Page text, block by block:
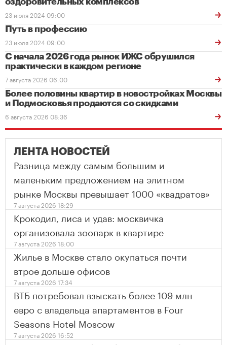
23 июля 2024 09:00
Путь в профессию
23 июля 2024 09:00
С начала 2026 года рынок ИЖС обрушился
практически в каждом регионе
7 августа 2026 06:00
Более половины квартир в новостройках Москвы
и Подмосковья продаются со скидками
6 августа 2026 08:36
ЛЕНТА НОВОСТЕЙ
Разница между самым большим и
маленьким предложением на элитном
рынке Москвы превышает 1000 «квадратов»
7 августа 2026 18:29
Крокодил, лиса и удав: москвичка
организовала зоопарк в квартире
7 августа 2026 18:00
Жилье в Москве стало окупаться почти
втрое дольше офисов
7 августа 2026 17:34
ВТБ потребовал взыскать более 109 млн
евро с владельца апартаментов в Four
Seasons Hotel Moscow
7 августа 2026 16:52